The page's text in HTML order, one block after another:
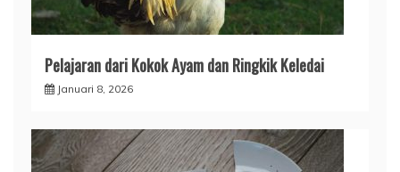
Pelajaran dari Kokok Ayam dan Ringkik Keledai
Januari 8, 2026